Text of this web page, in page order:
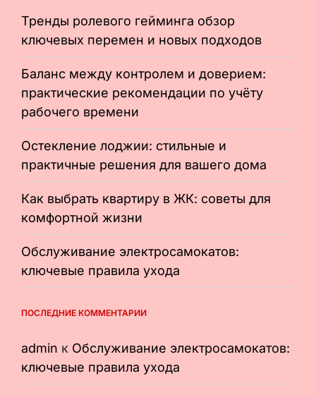
Тренды ролевого гейминга обзор
ключевых перемен и новых подходов
Баланс между контролем и доверием:
практические рекомендации по учёту
рабочего времени
Остекление лоджии: стильные и
практичные решения для вашего дома
Как выбрать квартиру в ЖК: советы для
комфортной жизни
Обслуживание электросамокатов:
ключевые правила ухода
ПОСЛЕДНИЕ КОММЕНТАРИИ
admin к Обслуживание электросамокатов:
ключевые правила ухода